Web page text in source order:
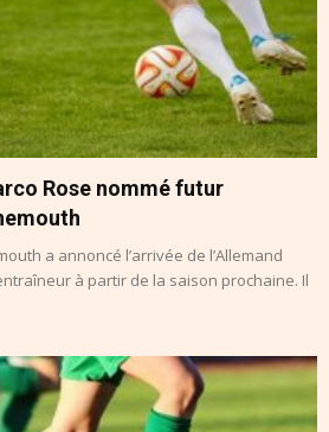
Rose nommé futur
a annoncé l’arrivée de l’Allemand
à partir de la saison prochaine. Il